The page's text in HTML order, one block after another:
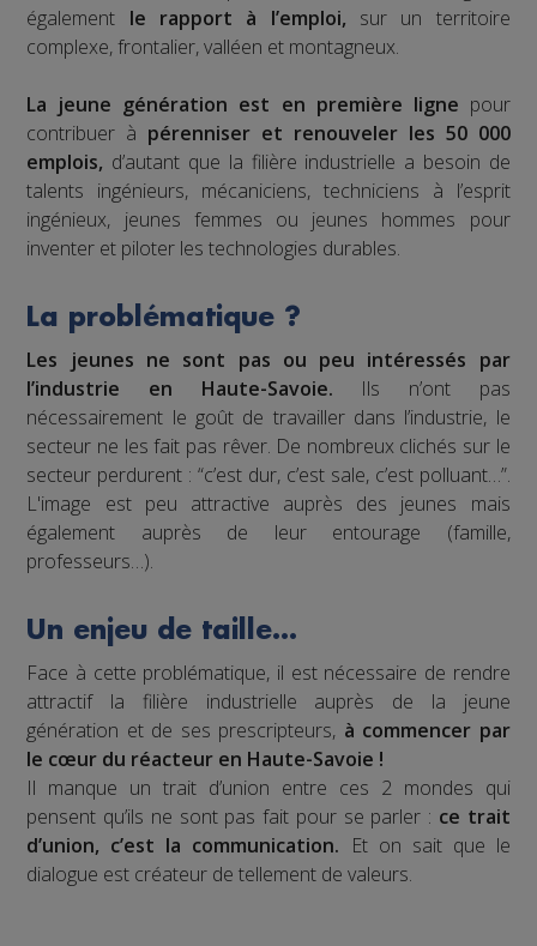
également le rapport à l’emploi, sur un territoire
complexe, frontalier, valléen et montagneux.
La jeune génération est en première ligne pour
contribuer à pérenniser et renouveler les 50 000
emplois, d’autant que la filière industrielle a besoin de
talents ingénieurs, mécaniciens, techniciens à l’esprit
ingénieux, jeunes femmes ou jeunes hommes pour
inventer et piloter les technologies durables.
La problématique ?
Les jeunes ne sont pas ou peu intéressés par
l’industrie en Haute-Savoie. Ils n’ont pas
nécessairement le goût de travailler dans l’industrie, le
secteur ne les fait pas rêver. De nombreux clichés sur le
secteur perdurent : “c’est dur, c’est sale, c’est polluant…”.
L'image est peu attractive auprès des jeunes mais
également auprès de leur entourage (famille,
professeurs…).
Un enjeu de taille…
Face à cette problématique, il est nécessaire de rendre
attractif la filière industrielle auprès de la jeune
génération et de ses prescripteurs, à commencer par
le cœur du réacteur en Haute-Savoie !
Il manque un trait d’union entre ces 2 mondes qui
pensent qu’ils ne sont pas fait pour se parler : ce trait
d’union, c’est la communication. Et on sait que le
dialogue est créateur de tellement de valeurs.